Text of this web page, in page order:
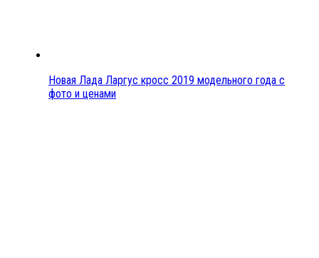
Новая Лада Ларгус кросс 2019 модельного года с
фото и ценами